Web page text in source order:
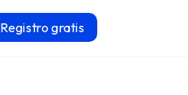
Registro gratis